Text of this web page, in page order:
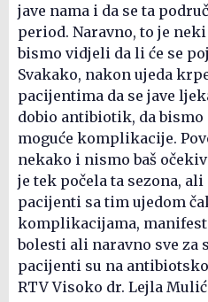
jave nama i da se ta
period. Naravno, to je
bismo vidjeli da li će se
Svakako, nakon ujeda
pacijentima da se jave
dobio antibiotik, da
moguće komplikacije.
nekako i nismo baš
je tek počela ta sezona,
pacijenti sa tim ujedom
komplikacijama,
bolesti ali naravno sve za
pacijenti su na
RTV Visoko dr. Lejla